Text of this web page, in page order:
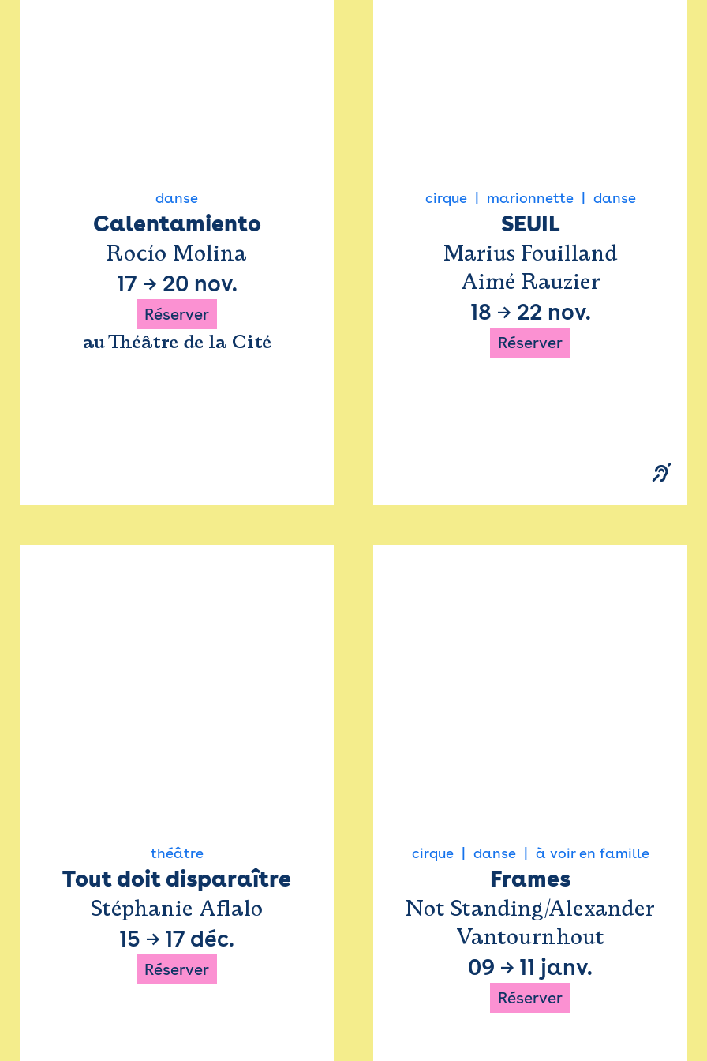
danse
Calentamiento
Rocío Molina
17 → 20 nov.
Réserver
au Théâtre de la Cité
cirque marionnette danse
SEUIL
Marius Fouilland
Aimé Rauzier
18 → 22 nov.
Réserver
théâtre
Tout doit disparaître
Stéphanie Aflalo
15 → 17 déc.
Réserver
cirque danse à voir en famille
Frames
Not Standing/Alexander
Vantournhout
09 → 11 janv.
Réserver